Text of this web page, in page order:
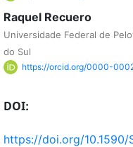
Raquel Recuero
Universidade Federal de
do Sul
https://orcid.org/0000-
DOI:
https://doi.org/10.1590/